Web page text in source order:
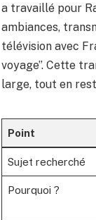
a travaillé pour
ambiances,
télévision avec
voyage”. Cette
large, tout en
Point
Sujet recherché
Pourquoi ?